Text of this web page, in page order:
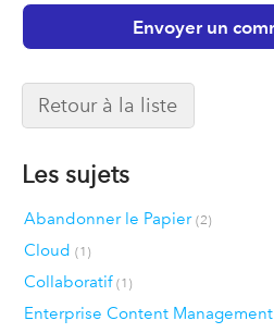
Retour à la liste
Les sujets
Abandonner le Papier (2)
Cloud (1)
Collaboratif (1)
Enterprise Content Management